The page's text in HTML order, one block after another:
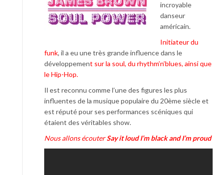
incroyable
danseur
américain.
Initiateur du
funk, il a eu une très grande influence dans le
développement sur la soul, du rhythm’n’blues, ainsi que
le Hip-Hop.
Il est reconnu comme l’une des figures les plus
influentes de la musique populaire du 20ème siècle et
est réputé pour ses performances scéniques qui
étaient des véritables show.
Nous allons écouterSay it loud I’m black and I’m proud